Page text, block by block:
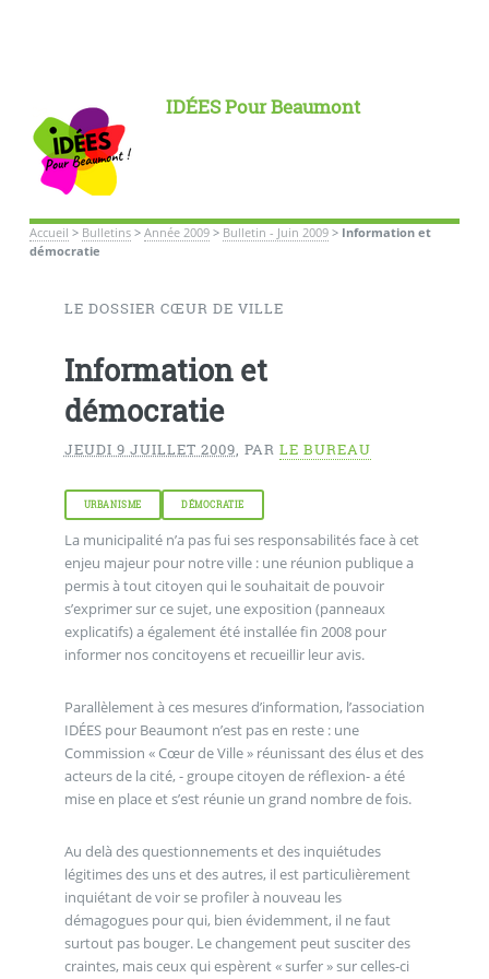
IDÉES Pour Beaumont
Accueil > Bulletins> Année 2009> Bulletin - Juin 2009> Information et
démocratie
LE DOSSIER CŒUR DE VILLE
Information et
démocratie
JEUDI 9 JUILLET 2009, PAR LE BUREAU
URBANISME DÉMOCRATIE
La municipalité n’a pas fui ses responsabilités face à cet
enjeu majeur pour notre ville : une réunion publique a
permis à tout citoyen qui le souhaitait de pouvoir
s’exprimer sur ce sujet, une exposition (panneaux
explicatifs) a également été installée fin 2008 pour
informer nos concitoyens et recueillir leur avis.
Parallèlement à ces mesures d’information, l’association
IDÉES pour Beaumont n’est pas en reste : une
Commission « Cœur de Ville » réunissant des élus et des
acteurs de la cité, - groupe citoyen de réflexion- a été
mise en place et s’est réunie un grand nombre de fois.
Au delà des questionnements et des inquiétudes
légitimes des uns et des autres, il est particulièrement
inquiétant de voir se profiler à nouveau les
démagogues pour qui, bien évidemment, il ne faut
surtout pas bouger. Le changement peut susciter des
craintes, mais ceux qui espèrent « surfer » sur celles-ci